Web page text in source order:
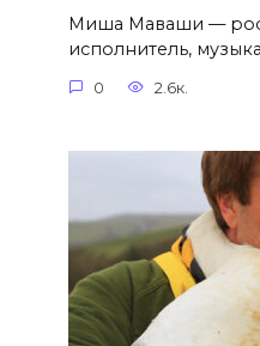
Миша Маваши —
исполнитель,
0 2.6к.